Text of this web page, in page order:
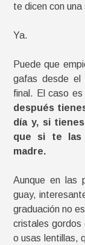
te dicen con una
Ya.
Puede que
gafas desde el
final. El caso es
después
día y, si
que si te las
madre.
Aunque en las
guay,
graduación no
cristales gordos
o usas lentillas,